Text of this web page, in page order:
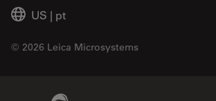
US | pt
© 2026 Leica Microsystems